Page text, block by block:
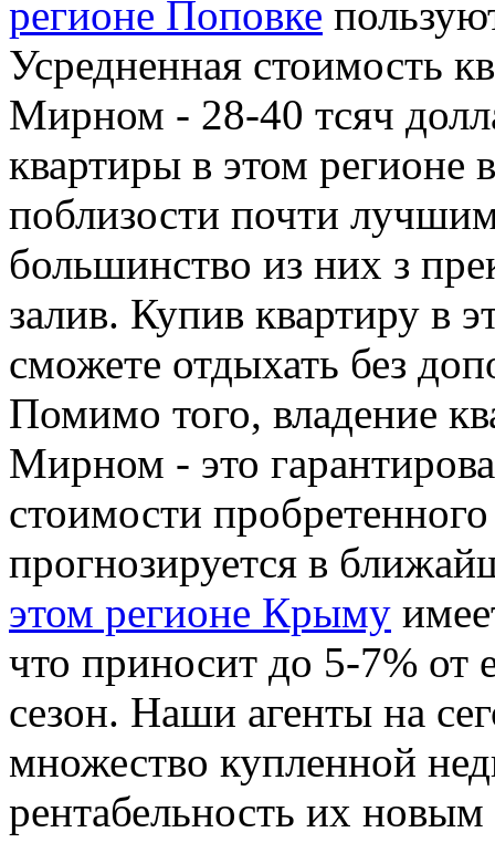
регионе Поповке
Усредненная стоимость
Мирном - 28-40 тсяч
квартиры в этом
поблизости почти
большинство из них з
залив. Купив квартиру в
сможете отдыхать без
Помимо того, владение
Мирном - это
стоимости
прогнозируется в
этом регионе Крыму
что приносит до 5-7% от
сезон. Наши агенты на
множество купленной
рентабельность их новым